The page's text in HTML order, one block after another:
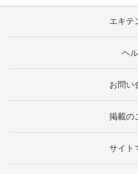
エキテ
ヘ
お問い
掲載の
サイト